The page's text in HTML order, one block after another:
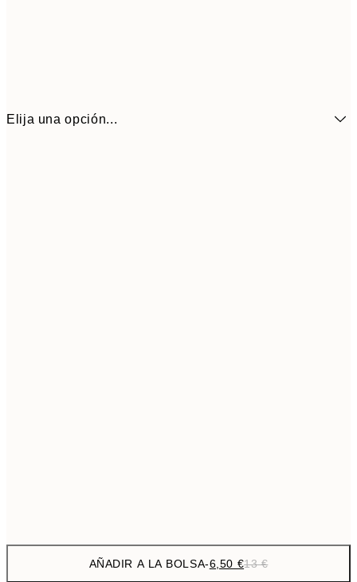
Elija una opción...
AÑADIR A LA BOLSA-6,50 €13 €